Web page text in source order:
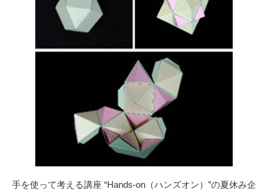
手を使って考える講座 “Hands-on（ハンズオン）”の夏休み企